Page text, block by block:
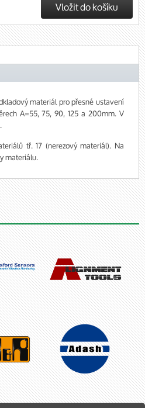
materiál pro přesné ustavení
A=55, 75, 90, 125 a 200mm. V
tř. 17 (nerezový materiál). Na
materiálu.